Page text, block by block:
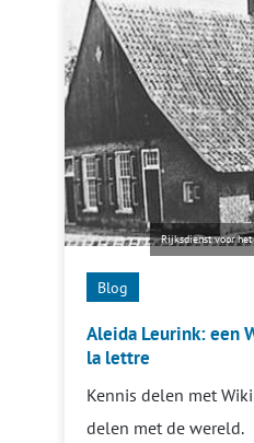
Rijksdienst voor
Blog
Aleida Leurink: een
la lettre
Kennis delen met
delen met de wereld.